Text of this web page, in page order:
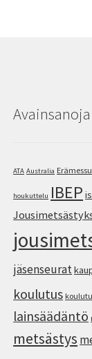
Avainsanoja
ATA Australia
houkuttelu IBEP
jäsenseurat
koulutus
lainsäädäntö
metsästys